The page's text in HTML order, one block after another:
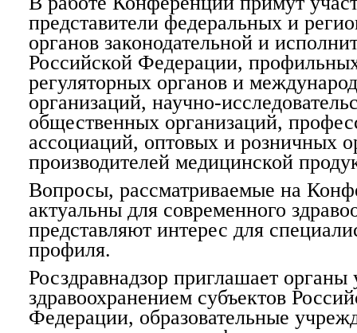
представители федеральных и
органов законодательной и
Российской Федерации,
регуляторных органов и
организаций, научно-
общественных организаций,
ассоциаций, оптовых и розничных
производителей медицинской
Вопросы, рассматриваемые на
актуальны для современного
представляют интерес для
профиля.
Росздравнадзор приглашает органы
здравоохранением субъектов
Федерации, образовательные